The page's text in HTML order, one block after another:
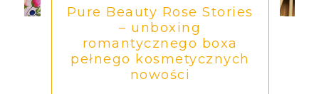
Pure Beauty Rose Stories
– unboxing
romantycznego boxa
pełnego kosmetycznych
nowości